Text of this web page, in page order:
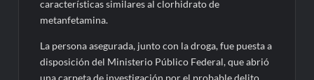
características similares al clorhidrato de
metanfetamina.
La persona asegurada, junto con la droga, fue puesta a
disposición del Ministerio Público Federal, que abrió